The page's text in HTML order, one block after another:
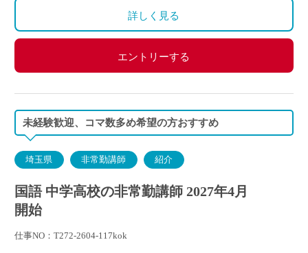
詳しく見る
エントリーする
未経験歓迎、コマ数多め希望の方おすすめ
埼玉県 非常勤講師 紹介
国語 中学高校の非常勤講師 2027年4月
開始
仕事NO：T272-2604-117kok